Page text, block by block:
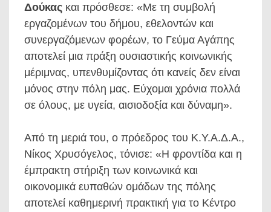
Δούκας και πρόσθεσε: «Με τη συμβολή
εργαζομένων του δήμου, εθελοντών και
συνεργαζόμενων φορέων, το Γεύμα Αγάπης
αποτελεί μια πράξη ουσιαστικής κοινωνικής
μέριμνας, υπενθυμίζοντας ότι κανείς δεν είναι
μόνος στην πόλη μας. Εύχομαι χρόνια πολλά
σε όλους, με υγεία, αισιοδοξία και δύναμη».
Από τη μεριά του, ο πρόεδρος του Κ.Υ.Α.Δ.Α.,
Νίκος Χρυσόγελος, τόνισε: «Η φροντίδα και η
έμπρακτη στήριξη των κοινωνικά και
οικονομικά ευπαθών ομάδων της πόλης
αποτελεί καθημερινή πρακτική για το Κέντρο